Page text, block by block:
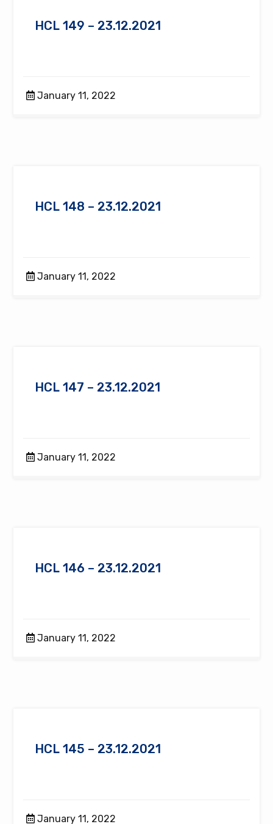
HCL 149 – 23.12.2021
January 11, 2022
HCL 148 – 23.12.2021
January 11, 2022
HCL 147 – 23.12.2021
January 11, 2022
HCL 146 – 23.12.2021
January 11, 2022
HCL 145 – 23.12.2021
January 11, 2022